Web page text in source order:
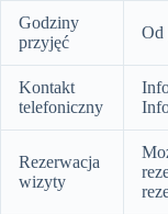
Godziny
przyjęć
Od
Kontakt
telefoniczny
Rezerwacja
wizyty